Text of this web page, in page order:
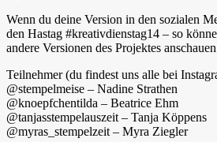
Wenn du deine Version in den sozialen
den Hastag #kreativdienstag14 – so
andere Versionen des Projektes
Teilnehmer (du findest uns alle bei
@stempelmeise – Nadine Strathen
@knoepfchentilda – Beatrice Ehm
@tanjasstempelauszeit – Tanja Köppens
@myras_stempelzeit – Myra Ziegler